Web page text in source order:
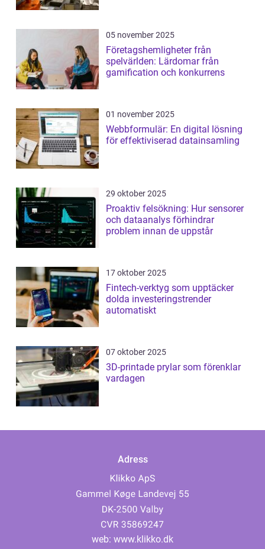
05 november 2025
Företagshemligheter från
spelvärlden: Lärdomar från
gamification och konkurrens
01 november 2025
Webbformulär: En digital lösning
för effektiviserad datainsamling
29 oktober 2025
Proaktiv felsökning: Hur sensorer
och dataanalys förhindrar
problem innan de uppstår
17 oktober 2025
Fintech-verktyg som upptäcker
dolda investeringstrender
automatiskt
07 oktober 2025
3D-printade prylar som förenklar
vardagen
Adress
web: www.klikko.dk